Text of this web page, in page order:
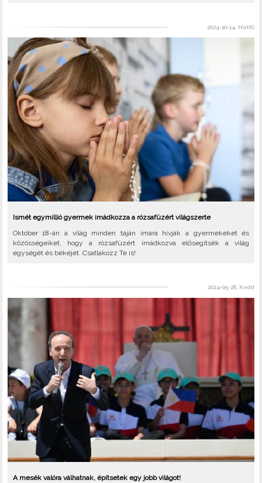
2024-10-14, Hétfő
Ismét egymillió gyermek imádkozza a rózsafüzért világszerte
Október 18-án a világ minden táján imára hívják a gyermekeket és
közösségeiket, hogy a rózsafüzért imádkozva elősegítsék a világ
egységét és békéjét. Csatlakozz Te is!
2024-05-28, Kedd
A mesék valóra válhatnak, építsetek egy jobb világot!